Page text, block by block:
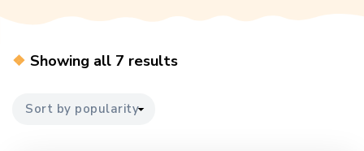
Showing all 7 resultsSorted